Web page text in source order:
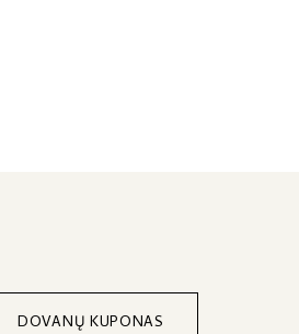
DOVANŲ KUPONAS